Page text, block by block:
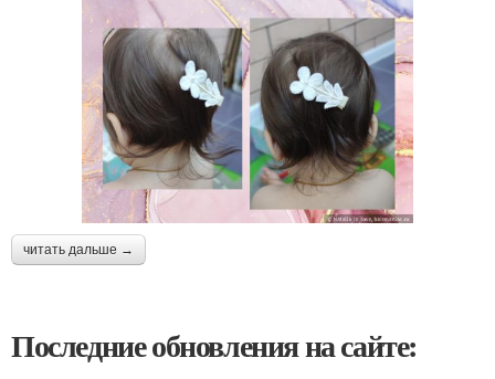
читать дальше →
Последние обновления на сайте: